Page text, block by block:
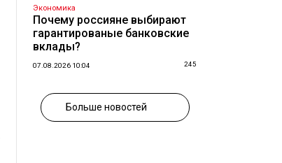
Экономика
Почему россияне выбирают
гарантированые банковские
вклады?
07.08.2026 10:04 245
Больше новостей